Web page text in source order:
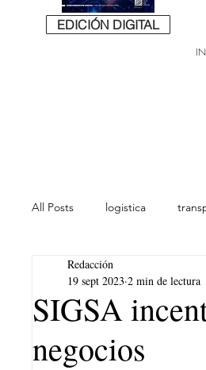
EDICIÓN DIGITAL
All Posts logistica
lideres
SIGSA
negocios
Redacción
19 sept 2023 2 min de lectura